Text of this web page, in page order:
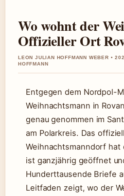
Wo wohnt der
Offizieller Ort
LEON JULIAN HOFFMANN WEBER •
HOFFMANN
Entgegen dem Nordpol-
Weihnachtsmann in
genau genommen im
am Polarkreis. Das
Weihnachtsmanndorf
ist ganzjährig geöffnet
Hunderttausende Briefe
Leitfaden zeigt, wo der